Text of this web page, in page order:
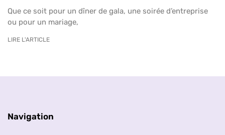
Que ce soit pour un dîner de gala, une soirée d’entreprise
ou pour un mariage,
LIRE L'ARTICLE
Navigation